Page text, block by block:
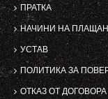
ПРАТКА
НАЧИНИ НА
УСТАВ
ПОЛИТИКА ЗА
ОТКАЗ ОТ ДОГОВОРА